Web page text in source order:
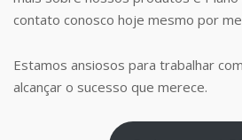
contato conosco hoje mesmo por
Estamos ansiosos para trabalhar
alcançar o sucesso que merece.